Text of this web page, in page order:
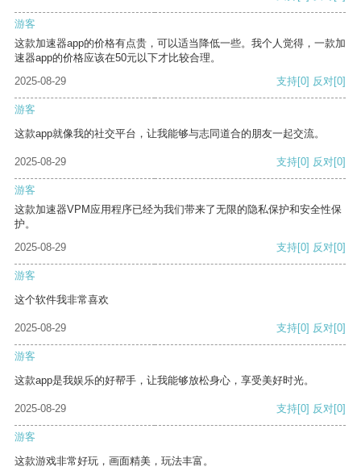
游客
这款加速器app的价格有点贵，可以适当降低一些。我个人觉得，一款加
速器app的价格应该在50元以下才比较合理。
2025-08-29
支持[0] 反对[0]
游客
这款app就像我的社交平台，让我能够与志同道合的朋友一起交流。
2025-08-29 支持[0] 反对[0]
游客
这款加速器VPM应用程序已经为我们带来了无限的隐私保护和安全性保
护。
2025-08-29
支持[0] 反对[0]
游客
这个软件我非常喜欢
2025-08-29 支持[0] 反对[0]
游客
这款app是我娱乐的好帮手，让我能够放松身心，享受美好时光。
2025-08-29 支持[0] 反对[0]
游客
这款游戏非常好玩，画面精美，玩法丰富。